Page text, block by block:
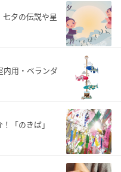
夕の伝説や星
内用・ベランダ
「のきば」